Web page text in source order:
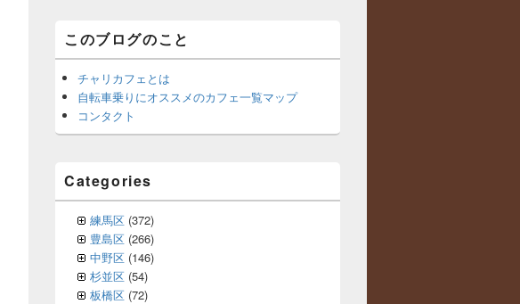
このブログのこと
チャリカフェとは
自転車乗りにオススメのカフェ一覧マップ
コンタクト
Categories
練馬区 (372)
豊島区 (266)
中野区 (146)
杉並区 (54)
板橋区 (72)